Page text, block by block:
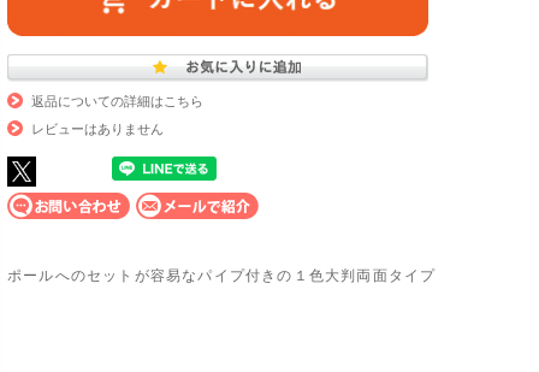
返品についての詳細はこちら
レビューはありません
ポールへのセットが容易なパイプ付きの１色大判両面タイプ